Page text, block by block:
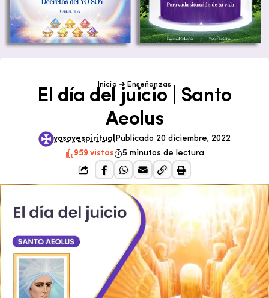
Inicio ➜ Enseñanzas
El día del juicio | Santo
Aeolus
yosoyespiritual Publicado 20 diciembre, 2022
959 vistas
5 minutos de lectura